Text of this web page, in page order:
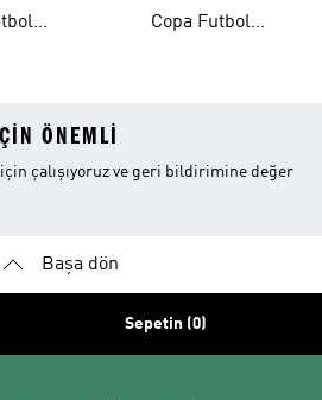
Copa Futbol
ÖNEMLI
çalışıyoruz ve geri bildirimine değer
Başa dön
Sepetin (0)